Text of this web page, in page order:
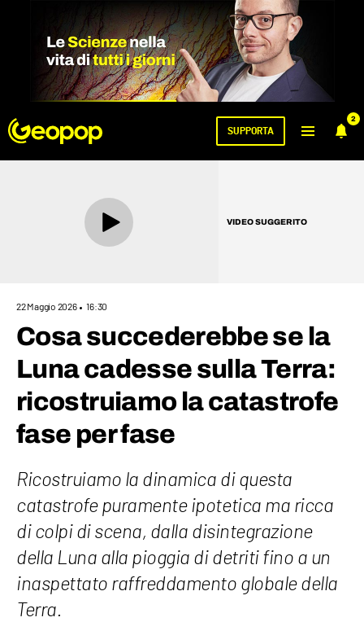
2
SUPPORTA
VIDEO SUGGERITO
22 Maggio 2026 16:30
Cosa succederebbe se la
Luna cadesse sulla Terra:
ricostruiamo la catastrofe
fase per fase
Ricostruiamo la dinamica di questa
catastrofe puramente ipotetica ma ricca
di colpi di scena, dalla disintegrazione
della Luna alla pioggia di detriti fino a un
inaspettato raffreddamento globale della
Terra.